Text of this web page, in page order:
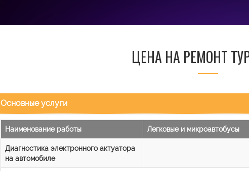
ЦЕНА НА РЕМОНТ
Основные услуги
Наименование работы Легковые и микроавтобусы
Диагностика электронного актуатора
на автомобиле